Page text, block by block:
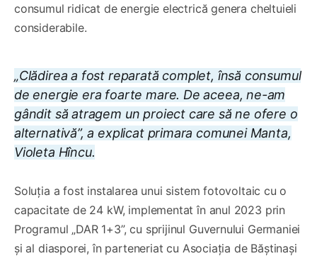
consumul ridicat de energie electrică genera cheltuieli
considerabile.
„Clădirea a fost reparată complet, însă consumul
de energie era foarte mare. De aceea, ne-am
gândit să atragem un proiect care să ne ofere o
alternativă”, a explicat primara comunei Manta,
Violeta Hîncu.
Soluția a fost instalarea unui sistem fotovoltaic cu o
capacitate de 24 kW, implementat în anul 2023 prin
Programul „DAR 1+3”, cu sprijinul Guvernului Germaniei
și al diasporei, în parteneriat cu Asociația de Băștinași